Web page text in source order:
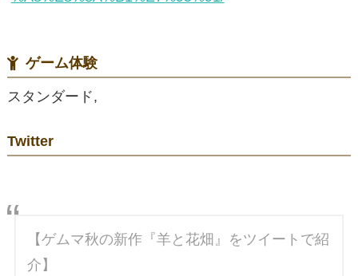
ゲーム体験
スタンダード,
Twitter
【ゲムマ秋の新作『羊と花畑』をツイートで紹
介】